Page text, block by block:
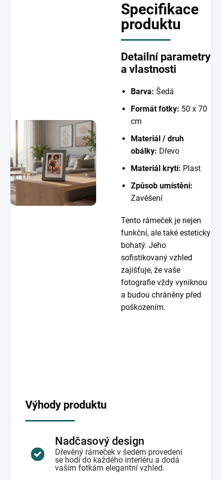
Specifikace
produktu
Detailní parametry
a vlastnosti
Barva: Šedá
Formát fotky: 50 x 70
cm
Materiál / druh
obálky: Dřevo
Materiál krytí: Plast
Způsob umístění:
Zavěšení
Tento rámeček je nejen
funkční, ale také esteticky
bohatý. Jeho
sofistikovaný vzhled
zajišťuje, že vaše
fotografie vždy vyniknou
a budou chráněny před
poškozením.
Výhody produktu
Nadčasový design
Dřevěný rámeček v šedém provedení
se hodí do každého interiéru a dodá
vašim fotkám elegantní vzhled.